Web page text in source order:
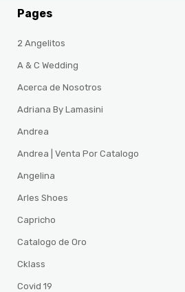
Pages
2 Angelitos
A & C Wedding
Acerca de Nosotros
Adriana By Lamasini
Andrea
Andrea | Venta Por Catalogo
Angelina
Arles Shoes
Capricho
Catalogo de Oro
Cklass
Covid 19